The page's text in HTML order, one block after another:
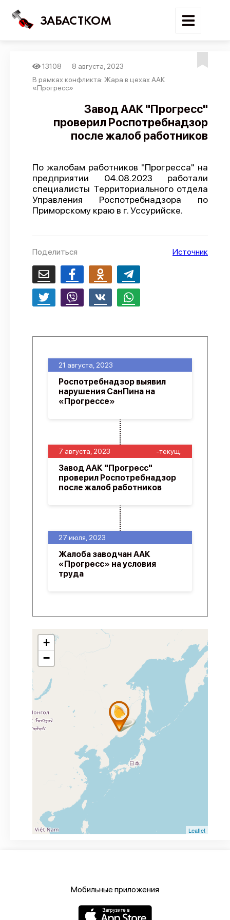
ЗАБАСТКОМ
Войти
Поиск
Новости
Карта событий
Отчеты
Предложить публикацию
Справочник
13108
8 августа, 2023
В рамках конфликта: Жара в цехах ААК
«Прогресс»
Завод ААК "Прогресс"
проверил Роспотребнадзор
после жалоб работников
По жалобам работников "Прогресса" на
предприятии 04.08.2023 работали
специалисты Территориального отдела
Управления Роспотребнадзора по
Приморскому краю в г. Уссурийске.
Поделиться Источник
27 июля, 2023
Жалоба заводчан ААК
«Прогресс» на условия
труда
7 августа, 2023 -текущ.
Завод ААК "Прогресс"
проверил Роспотребнадзор
после жалоб работников
21 августа, 2023
Роспотребнадзор выявил
нарушения СанПина на
«Прогрессе»
+
−
Leaflet
Мобильные приложения